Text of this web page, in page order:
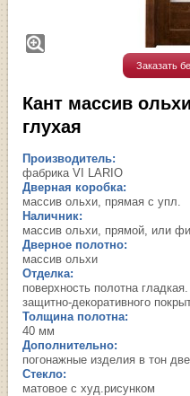
Заказать
Кант массив
глухая
Производитель:
фабрика VI LARIO
Дверная коробка:
массив ольхи, прямая с упл.
Наличник:
массив ольхи, прямой, или
Дверное полотно:
массив ольхи
Отделка:
поверхность полотна
защитно-декоративного
Толщина полотна:
40 мм
Дополнительно:
погонажные изделия в тон
Стекло:
матовое с худ.рисунком